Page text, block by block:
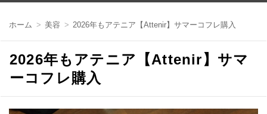
ン
ホーム 美容 2026年もアテニア【Attenir】サマーコフレ購入
2026年もアテニア【Attenir】サマ
ーコフレ購入